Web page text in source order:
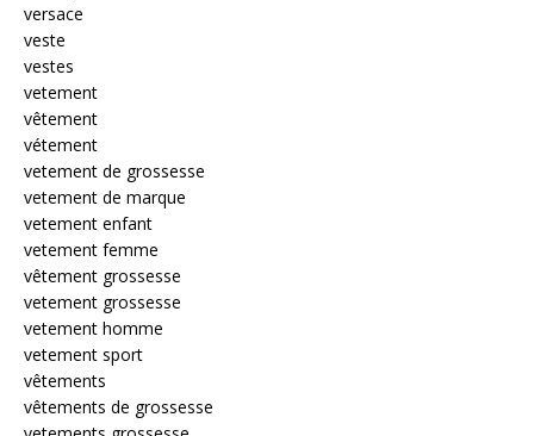
versace
veste
vestes
vetement
vêtement
vétement
vetement de grossesse
vetement de marque
vetement enfant
vetement femme
vêtement grossesse
vetement grossesse
vetement homme
vetement sport
vêtements
vêtements de grossesse